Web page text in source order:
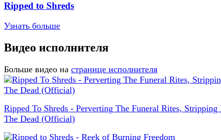
Ripped to Shreds
Узнать больше
Видео исполнителя
Больше видео на странице исполнителя
Ripped To Shreds - Perverting The Funeral Rites, Stripping
The Dead (Official)